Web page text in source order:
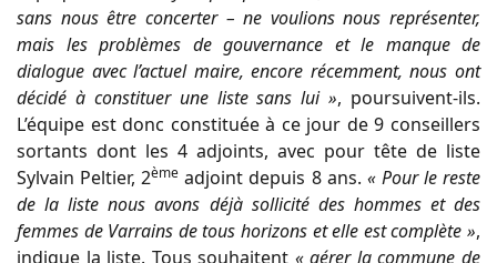
sans nous être concerter – ne voulions nous représenter,
mais les problèmes de gouvernance et le manque de
dialogue avec l’actuel maire, encore récemment, nous ont
décidé à constituer une liste sans lui », poursuivent-ils.
L’équipe est donc constituée à ce jour de 9 conseillers
sortants dont les 4 adjoints, avec pour tête de liste
Sylvain Peltier, 2ème adjoint depuis 8 ans. « Pour le reste
de la liste nous avons déjà sollicité des hommes et des
femmes de Varrains de tous horizons et elle est complète »,
indique la liste. Tous souhaitent « gérer la commune de